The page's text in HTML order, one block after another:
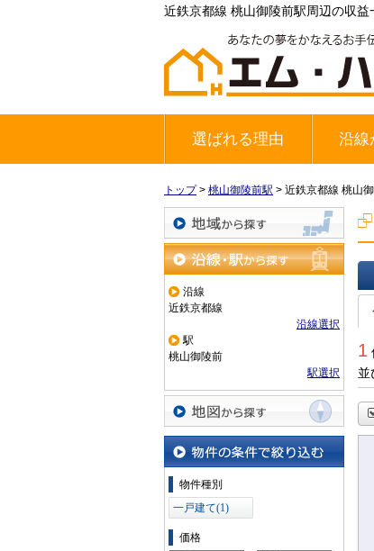
近鉄京都線 桃山御陵前駅周辺の収
選ばれる理由 沿線
地下鉄
JR奈良
京阪宇
トップ> 桃山御陵前駅 > 近鉄京都線 桃山
地域から探す
沿線・駅から探す
沿線
近鉄京都線
沿線選択
駅
桃山御陵前
駅選択
地図から探す
物件の条件で絞り込む
物件種別
一戸建て(1)
価格
一
1
並